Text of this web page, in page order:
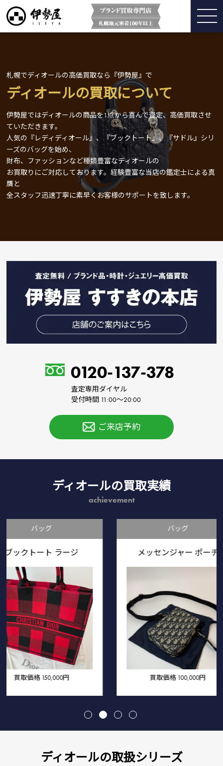
札幌でディオールの高価買取なら『伊勢屋』で
ディオールの買取について
伊勢屋ではディオールの商品を1点から喜んで査定、高価買取させ
ていただきます。
人気の『レディディオール』、『ブックトート』、『サドル』シリ
ーズのバッグを始め、
財布、ファッションなど種類豊富なディオールの
お買取りにご対応しております。経験豊富な当店の鑑定士による真
贋と
全スタッフ迅速丁寧に素早くお客様のサポートを致します。
0120-137-378
査定専用ダイヤル
受付時間 11:00～20:00
ご来店予約
ディオールの買取実績
achievement
ジ メッセンジャー ポーチ Saddle
ディオールの取扱シリーズ